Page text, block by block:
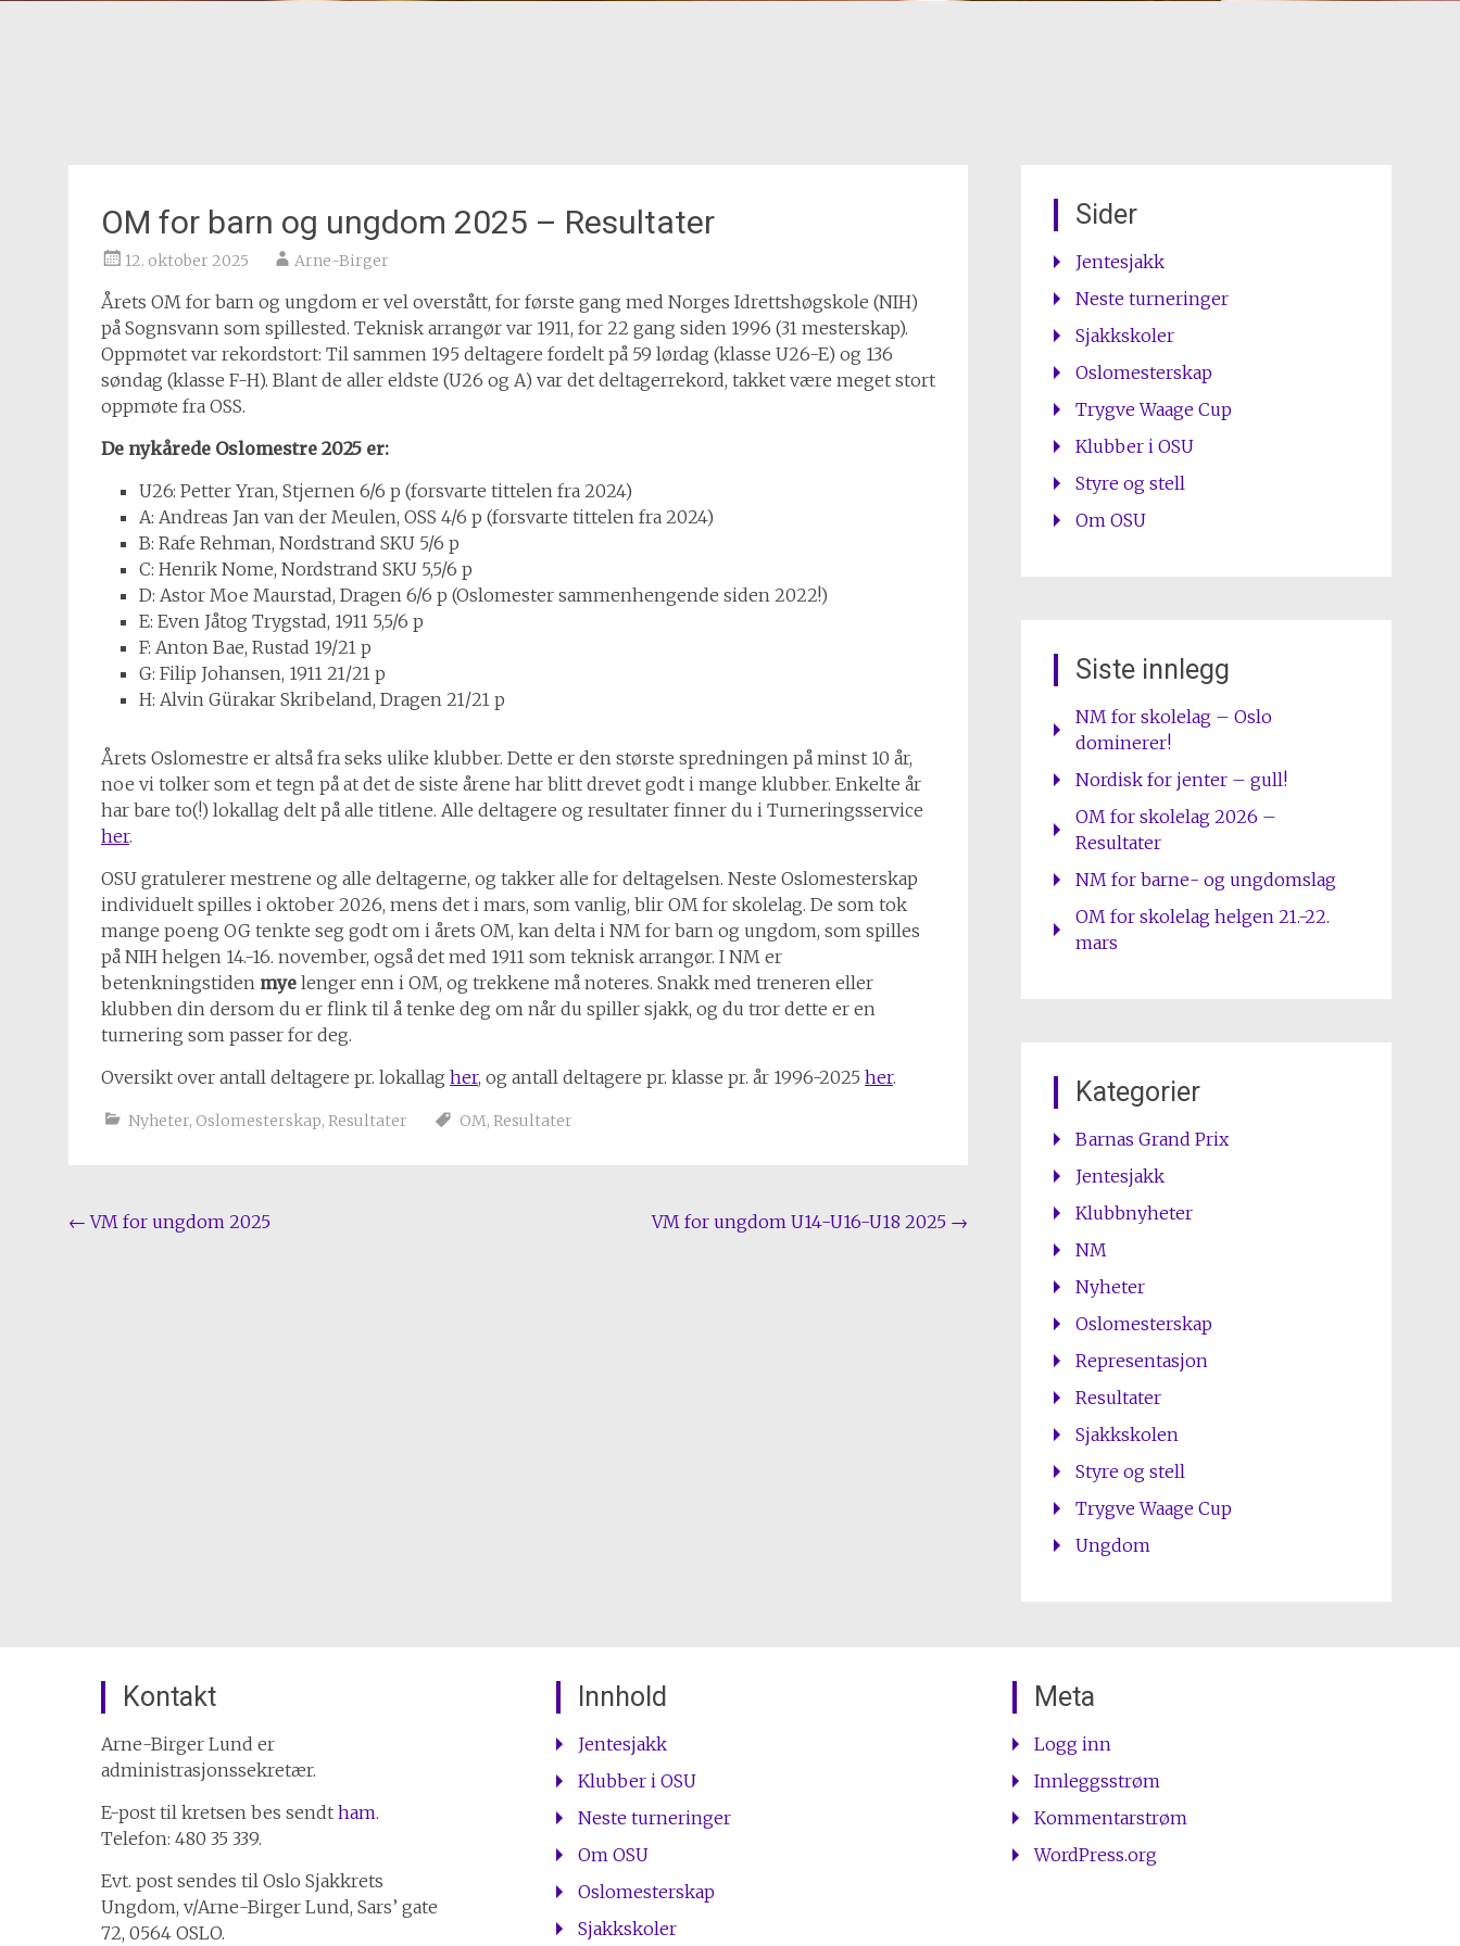
OM for barn og ungdom 2025 – Resultater
12. oktober 2025 Arne-Birger
Årets OM for barn og ungdom er vel overstått, for første gang med Norges Idrettshøgskole (NIH)
på Sognsvann som spillested. Teknisk arrangør var 1911, for 22 gang siden 1996 (31 mesterskap).
Oppmøtet var rekordstort: Til sammen 195 deltagere fordelt på 59 lørdag (klasse U26-E) og 136
søndag (klasse F-H). Blant de aller eldste (U26 og A) var det deltagerrekord, takket være meget stort
oppmøte fra OSS.
De nykårede Oslomestre 2025 er:
U26: Petter Yran, Stjernen 6/6 p (forsvarte tittelen fra 2024)
A: Andreas Jan van der Meulen, OSS 4/6 p (forsvarte tittelen fra 2024)
B: Rafe Rehman, Nordstrand SKU 5/6 p
C: Henrik Nome, Nordstrand SKU 5,5/6 p
D: Astor Moe Maurstad, Dragen 6/6 p (Oslomester sammenhengende siden 2022!)
E: Even Jåtog Trygstad, 1911 5,5/6 p
F: Anton Bae, Rustad 19/21 p
G: Filip Johansen, 1911 21/21 p
H: Alvin Gürakar Skribeland, Dragen 21/21 p
Årets Oslomestre er altså fra seks ulike klubber. Dette er den største spredningen på minst 10 år,
noe vi tolker som et tegn på at det de siste årene har blitt drevet godt i mange klubber. Enkelte år
har bare to(!) lokallag delt på alle titlene. Alle deltagere og resultater finner du i Turneringsservice
her.
OSU gratulerer mestrene og alle deltagerne, og takker alle for deltagelsen. Neste Oslomesterskap
individuelt spilles i oktober 2026, mens det i mars, som vanlig, blir OM for skolelag. De som tok
mange poeng OG tenkte seg godt om i årets OM, kan delta i NM for barn og ungdom, som spilles
på NIH helgen 14.-16. november, også det med 1911 som teknisk arrangør. I NM er
betenkningstiden mye lenger enn i OM, og trekkene må noteres. Snakk med treneren eller
klubben din dersom du er flink til å tenke deg om når du spiller sjakk, og du tror dette er en
turnering som passer for deg.
Oversikt over antall deltagere pr. lokallag her, og antall deltagere pr. klasse pr. år 1996-2025 her.
Nyheter, Oslomesterskap, Resultater OM, Resultater
Post
← VM for ungdom 2025 VM for ungdom U14-U16-U18 2025 →
Sider
Jentesjakk
Neste turneringer
Sjakkskoler
Oslomesterskap
Trygve Waage Cup
Klubber i OSU
Styre og stell
Om OSU
Siste innlegg
NM for skolelag – Oslo
dominerer!
Nordisk for jenter – gull!
OM for skolelag 2026 –
Resultater
NM for barne- og ungdomslag
OM for skolelag helgen 21.-22.
mars
Kategorier
Barnas Grand Prix
Jentesjakk
Klubbnyheter
NM
Nyheter
Oslomesterskap
Representasjon
Resultater
Sjakkskolen
Styre og stell
Trygve Waage Cup
Ungdom
Kontakt
Arne-Birger Lund er
administrasjonssekretær.
E-post til kretsen bes sendt ham.
Telefon: 480 35 339.
Evt. post sendes til Oslo Sjakkrets
Ungdom, v/Arne-Birger Lund, Sars’ gate
72, 0564 OSLO.
Innhold
Jentesjakk
Klubber i OSU
Neste turneringer
Om OSU
Oslomesterskap
Sjakkskoler
Meta
Logg inn
Innleggsstrøm
Kommentarstrøm
WordPress.org